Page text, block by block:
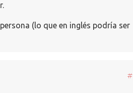
(lo que en inglés podría ser
#